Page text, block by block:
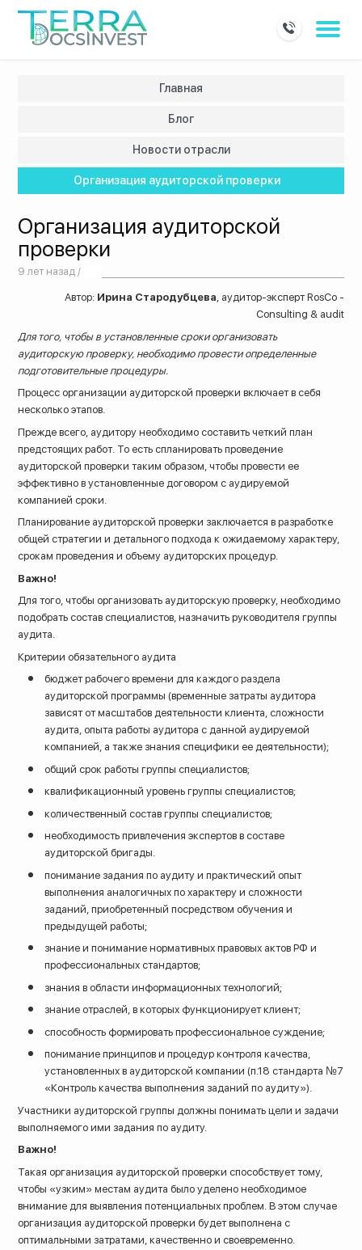
8 (800) 200-33-08
Бесплатный звонок по всей России
Главная
Блог
Новости отрасли
Организация аудиторской проверки
Организация аудиторской
проверки
9 лет назад /
Автор: Ирина Стародубцева, аудитор-эксперт RosCo -
Consulting & audit
Для того, чтобы в установленные сроки организовать
аудиторскую проверку, необходимо провести определенные
подготовительные процедуры.
Процесс организации аудиторской проверки включает в себя
несколько этапов.
Прежде всего, аудитору необходимо составить четкий план
предстоящих работ. То есть спланировать проведение
аудиторской проверки таким образом, чтобы провести ее
эффективно в установленные договором с аудируемой
компанией сроки.
Планирование аудиторской проверки заключается в разработке
общей стратегии и детального подхода к ожидаемому характеру,
срокам проведения и объему аудиторских процедур.
Важно!
Для того, чтобы организовать аудиторскую проверку, необходимо
подобрать состав специалистов, назначить руководителя группы
аудита.
Критерии обязательного аудита
бюджет рабочего времени для каждого раздела
аудиторской программы (временные затраты аудитора
зависят от масштабов деятельности клиента, сложности
аудита, опыта работы аудитора с данной аудируемой
компанией, а также знания специфики ее деятельности);
общий срок работы группы специалистов;
квалификационный уровень группы специалистов;
количественный состав группы специалистов;
необходимость привлечения экспертов в составе
аудиторской бригады.
понимание задания по аудиту и практический опыт
выполнения аналогичных по характеру и сложности
заданий, приобретенный посредством обучения и
предыдущей работы;
знание и понимание нормативных правовых актов РФ и
профессиональных стандартов;
знания в области информационных технологий;
знание отраслей, в которых функционирует клиент;
способность формировать профессиональное суждение;
понимание принципов и процедур контроля качества,
установленных в аудиторской компании (п.18 стандарта №7
«Контроль качества выполнения заданий по аудиту»).
Участники аудиторской группы должны понимать цели и задачи
выполняемого ими задания по аудиту.
Важно!
Такая организация аудиторской проверки способствует тому,
чтобы «узким» местам аудита было уделено необходимое
внимание для выявления потенциальных проблем. В этом случае
организация аудиторской проверки будет выполнена с
оптимальными затратами, качественно и своевременно.